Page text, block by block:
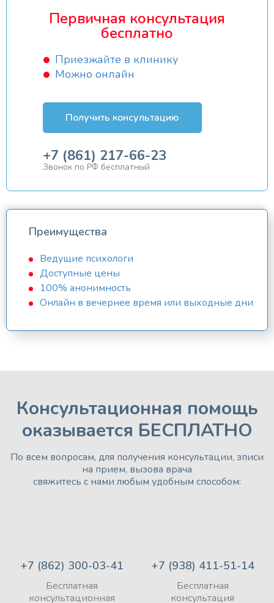
Первичная консультация
бесплатно
Приезжайте в клинику
Можно онлайн
Получить консультацию
+7 (861) 217-66-23
Звонок по РФ бесплатный
Преимущества
Ведущие психологи
Доступные цены
100% анонимность
Онлайн в вечернее время или выходные дни
Консультационная помощь
оказывается БЕСПЛАТНО
По всем вопросам, для получения консультации, зписи
на прием, вызова врача
свяжитесь с нами любым удобным способом:
+7 (862) 300-03-41
Бесплатная
консультационная
+7 (938) 411-51-14
Бесплатная
консультация